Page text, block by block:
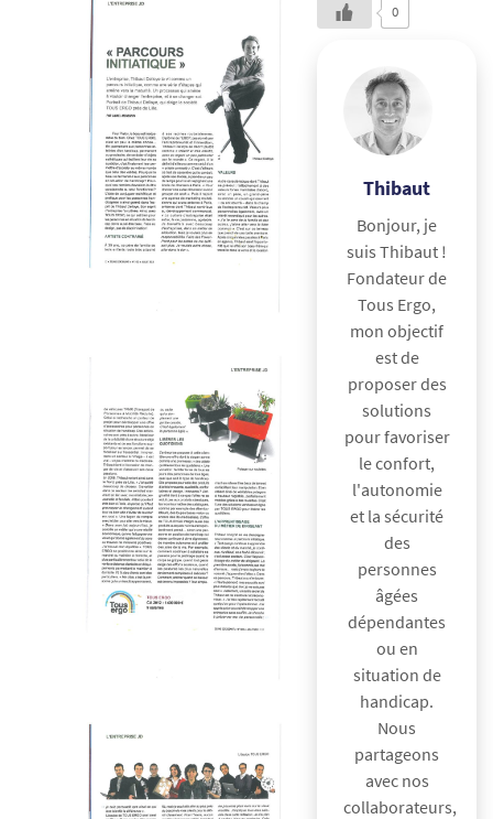
0
Thibaut
Bonjour, je
suis Thibaut !
Fondateur de
Tous Ergo,
mon objectif
est de
proposer des
solutions
pour favoriser
le confort,
l'autonomie
et la sécurité
des
personnes
âgées
dépendantes
ou en
situation de
handicap.
Nous
partageons
avec nos
collaborateurs,